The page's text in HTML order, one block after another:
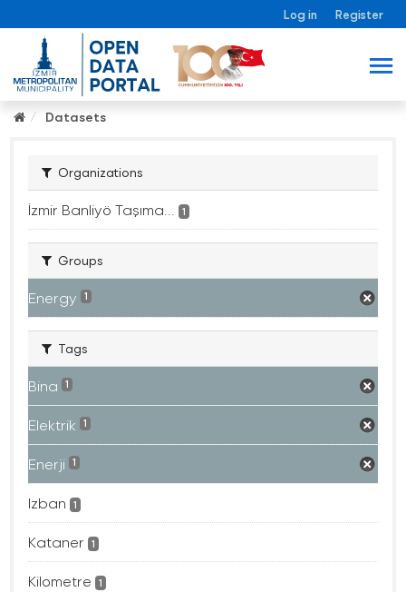
Log in Register
Datasets
Organizations
İzmir Banliyö Taşıma... 1
Groups
Energy 1
Tags
Bina 1
Elektrik 1
Enerji 1
Izban 1
Kataner 1
Kilometre 1